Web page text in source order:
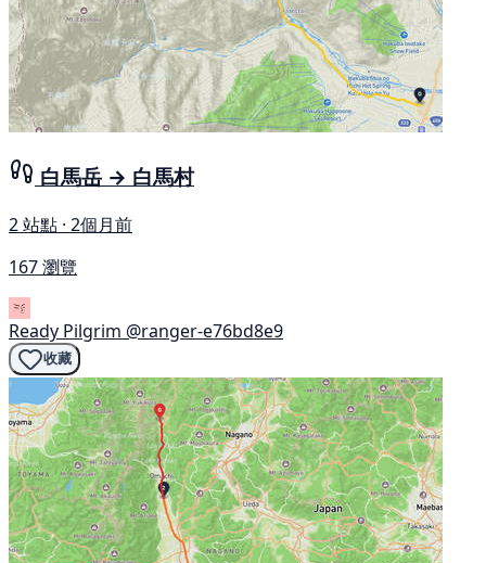
白馬岳 → 白馬村
2 站點 · 2個月前
167 瀏覽
Ready Pilgrim @ranger-e76bd8e9
收藏